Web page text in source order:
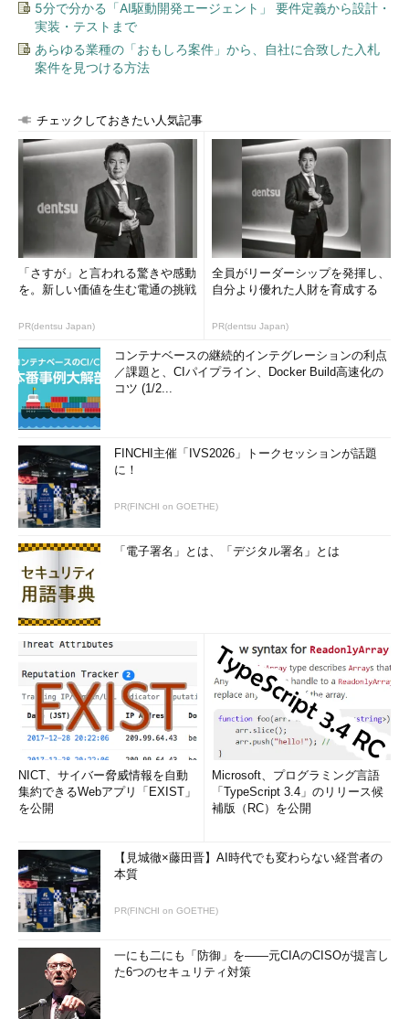
図3 「運用管理項目別システム運用管理の自動化レベル：
運用サーバー台数別」（IDCジャパン調べ／2014年発表／n
＝456社）《クリックで拡大》
これを見ると、最も達成率が高いのは前述のようなジョブスケ
の稼働監視が続き、次いでIT資産管理、イベント管理、システム
変更／構成管理と続いている。
「サーバー台数が多いほど、自動化の達成率が高い。実際、数
十台規模になると自動化はほぼマストといえる。ただポイントの
一つは、このように見ていくと、各作業項目ともそれなりに達成
できてはいるのだが、今後は“各項目の連携”が重要になってくる
ことだろう」
例えば、仮想環境では動的にシステム構成が変化する。従っ
て、仮想サーバーの配備／廃棄に応じて、自動的にインベントリ
情報が更新されるなど、変更管理とIT資産管理の連携が求められ
おき、自動的に回答したり、インシデントチケットを自動的に発
行したりする仕組みや、問題管理と切り分けて自動的に蓄積して
おく仕組みなどが求められる。
イベント管理の場合、システムに異常があるとアラートが発信
され、管理者にメールで通知される。このアラートの緊急度・深
刻度を見極め、対応の優先順位を考えることも工数が掛かるポイ
ントだ。そこで多くの場合、閾値を設定してアラートを絞り込ん
でいるが、システムリソース、パフォーマンスが変動する仮想環
に閾値を設定できるツールも登場しているが、「例えば、そうし
たツールとサーバー、ネットワーク、アプリケーション監視を連
携させるなどしてアラートを減らすことも必要だ」。
用手順を可視化することが大前提。まずはシステム構成と、サー
バー監視、インシデント管理など、個々の作業項目の中身を明ら
かにし、一つ一つ運用手順を精査し、効率化する。その上で、各
5分で分かる「AI駆動開発エージェント」 要件定義から設計・
実装・テストまで
あらゆる業種の「おもしろ案件」から、自社に合致した入札
案件を見つける方法
チェックしておきたい人気記事
「さすが」と言われる驚きや感動
を。新しい価値を生む電通の挑戦
PR(dentsu Japan)
全員がリーダーシップを発揮し、
自分より優れた人財を育成する
PR(dentsu Japan)
コンテナベースの継続的インテグレーションの利点
／課題と、CIパイプライン、Docker Build高速化の
コツ (1/2...
FINCHI主催「IVS2026」トークセッションが話題
に！
PR(FINCHI on GOETHE)
「電子署名」とは、「デジタル署名」とは
NICT、サイバー脅威情報を自動
集約できるWebアプリ「EXIST」
を公開
Microsoft、プログラミング言語
「TypeScript 3.4」のリリース候
補版（RC）を公開
【見城徹×藤田晋】AI時代でも変わらない経営者の
本質
PR(FINCHI on GOETHE)
一にも二にも「防御」を――元CIAのCISOが提言し
た6つのセキュリティ対策